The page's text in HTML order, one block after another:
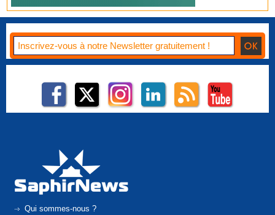
Qui sommes-nous ?